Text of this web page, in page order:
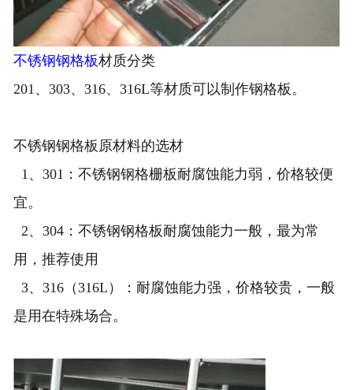
企业资质
不锈钢钢格板材质分类
201、303、316、316L等材质可以制作钢格板。
不锈钢钢格板原材料的选材
1、301：不锈钢钢格栅板耐腐蚀能力弱，价格较便
宜。
2、304：不锈钢钢格板耐腐蚀能力一般，最为常
用，推荐使用
3、316（316L）：耐腐蚀能力强，价格较贵，一般
是用在特殊场合。